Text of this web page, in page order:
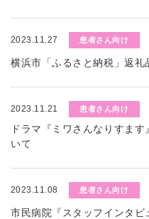
2023.11.27 患者さん向け
横浜市「ふるさと納税」返礼
2023.11.21 患者さん向け
ドラマ『ミワさんなりすま
いて
2023.11.08 患者さん向け
市民病院『スタッフインタビ